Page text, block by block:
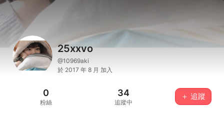
25xxvo
@10969aki
於 2017 年 8 月 加入
0
粉絲
34
追蹤中
＋ 追蹤